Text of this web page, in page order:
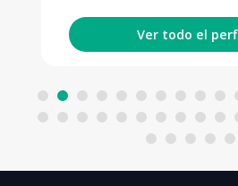
soluciones tecnológicas,
consultoría, soporte técnico y
sectores como gobierno, seguridad
sector empresarial, adaptándonos
específicas de cada cliente y
Ver todo el